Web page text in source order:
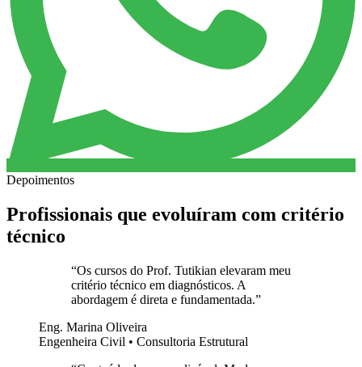
Depoimentos
Profissionais que evoluíram com critério
técnico
“Os cursos do Prof. Tutikian elevaram meu
critério técnico em diagnósticos. A
abordagem é direta e fundamentada.”
Eng. Marina Oliveira
Engenheira Civil • Consultoria Estrutural